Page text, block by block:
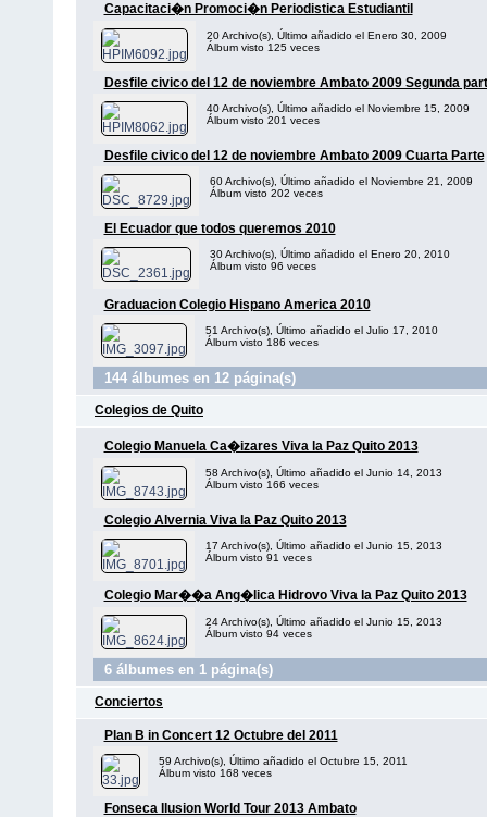
Capacitaci�n Promoci�n Periodistica Estudiantil
20 Archivo(s), Último añadido el Enero 30, 2009
Álbum visto 125 veces
Desfile civico del 12 de noviembre Ambato 2009 Segunda
40 Archivo(s), Último añadido el Noviembre 15, 2009
Álbum visto 201 veces
Desfile civico del 12 de noviembre Ambato 2009 Cuarta Parte
60 Archivo(s), Último añadido el Noviembre 21, 2009
Álbum visto 202 veces
El Ecuador que todos queremos 2010
30 Archivo(s), Último añadido el Enero 20, 2010
Álbum visto 96 veces
Graduacion Colegio Hispano America 2010
51 Archivo(s), Último añadido el Julio 17, 2010
Álbum visto 186 veces
144 álbumes en 12 página(s)
Colegios de Quito
Colegio Manuela Ca�izares Viva la Paz Quito 2013
58 Archivo(s), Último añadido el Junio 14, 2013
Álbum visto 166 veces
Colegio Alvernia Viva la Paz Quito 2013
17 Archivo(s), Último añadido el Junio 15, 2013
Álbum visto 91 veces
Colegio Mar��a Ang�lica Hidrovo Viva la Paz Quito 2013
24 Archivo(s), Último añadido el Junio 15, 2013
Álbum visto 94 veces
6 álbumes en 1 página(s)
Conciertos
Plan B in Concert 12 Octubre del 2011
59 Archivo(s), Último añadido el Octubre 15, 2011
Álbum visto 168 veces
Fonseca Ilusion World Tour 2013 Ambato